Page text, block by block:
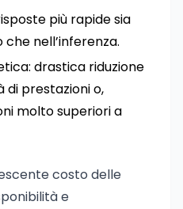
più rapide sia
nell’inferenza.
drastica riduzione
di prestazioni o,
molto superiori a
costo delle
e